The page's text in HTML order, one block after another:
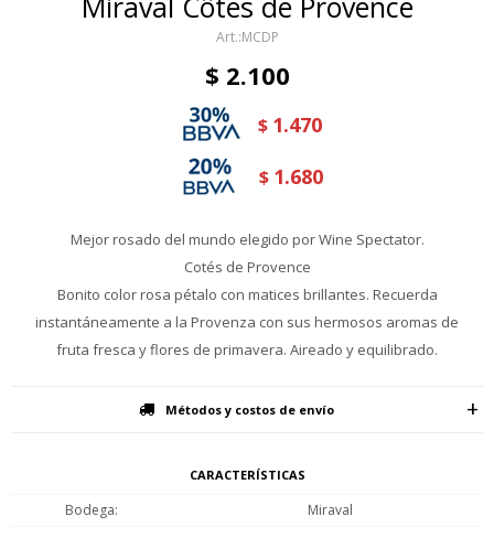
MCDP
$ 2.100
$ 1.470
$ 1.680
Mejor rosado del mundo elegido por Wine Spectator.
Cotés de Provence
Bonito color rosa pétalo con matices brillantes. Recuerda
instantáneamente a la Provenza con sus hermosos aromas de
fruta fresca y flores de primavera. Aireado y equilibrado.
Métodos y costos de envío
CARACTERÍSTICAS
Bodega Miraval